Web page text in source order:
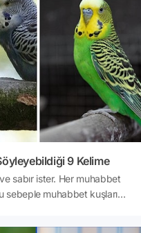
9 Kelime
sabır ister. Her muhabbet
sebeple muhabbet kuşlarına